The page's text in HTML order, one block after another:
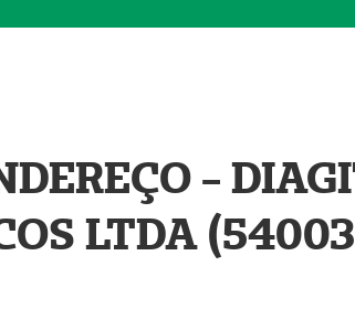
-
LTDA